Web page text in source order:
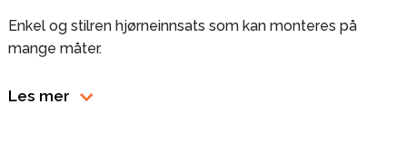
Enkel og stilren hjørneinnsats som kan monteres på
mange måter.
Les mer